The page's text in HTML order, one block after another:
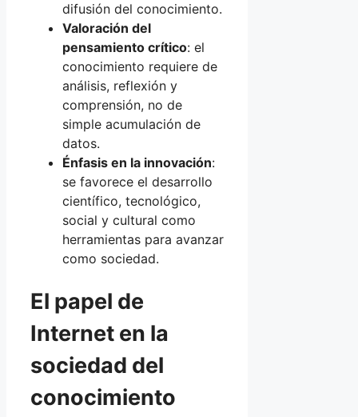
difusión del conocimiento.
Valoración del
pensamiento crítico: el
conocimiento requiere de
análisis, reflexión y
comprensión, no de
simple acumulación de
datos.
Énfasis en la innovación:
se favorece el desarrollo
científico, tecnológico,
social y cultural como
herramientas para avanzar
como sociedad.
El papel de
Internet en la
sociedad del
conocimiento